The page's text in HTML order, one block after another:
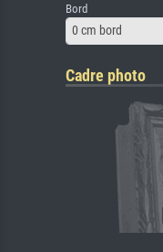
Bord
0 cm bord
Cadre photo